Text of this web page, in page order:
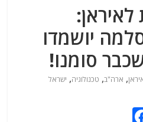
יושמדו
סומנו!
, ארה"ב, טכנולוגיה, ישראל